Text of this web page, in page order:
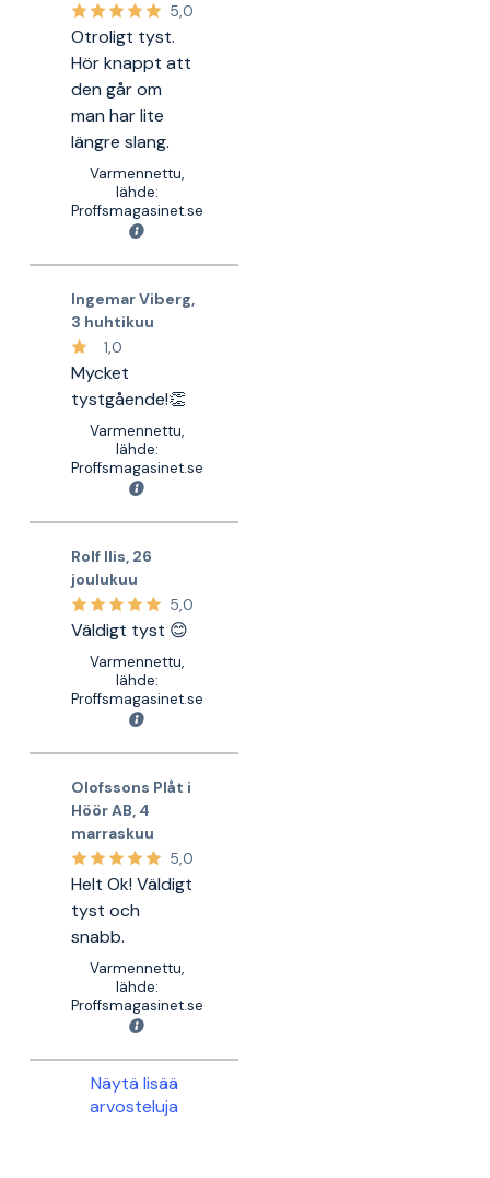
5,0
Otroligt tyst.
Hör knappt att
den går om
man har lite
längre slang.
Varmennettu,
lähde:
Proffsmagasinet.se
Ingemar Viberg,
3 huhtikuu
1,0
Mycket
tystgående!👏
Varmennettu,
lähde:
Proffsmagasinet.se
Rolf Ilis, 26
joulukuu
5,0
Väldigt tyst 😊
Varmennettu,
lähde:
Proffsmagasinet.se
Olofssons Plåt i
Höör AB, 4
marraskuu
5,0
Helt Ok! Väldigt
tyst och
snabb.
Varmennettu,
lähde:
Proffsmagasinet.se
Näytä lisää
arvosteluja